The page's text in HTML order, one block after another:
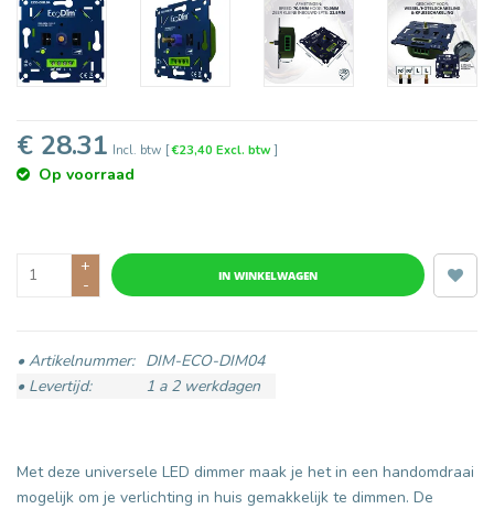
€ 28.31 Incl. btw [€23,40 Excl. btw]
Op voorraad
+
-
IN WINKELWAGEN
• Artikelnummer: DIM-ECO-DIM04
• Levertijd:
1 a 2 werkdagen
Met deze universele LED dimmer maak je het in een handomdraai
mogelijk om je verlichting in huis gemakkelijk te dimmen. De